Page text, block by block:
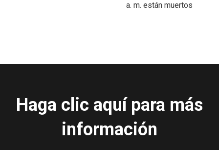
a. m. están muertos
Haga clic aquí para más
información